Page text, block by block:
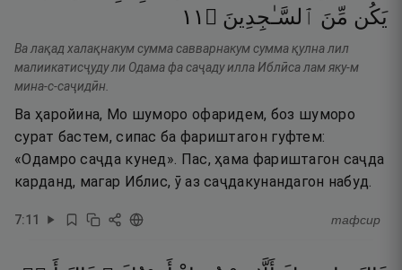
يَكُن مِّنَ ٱلسَّـٰجِدِينَ ۝ ١١
Ва лақад халақнакум сумма савварнакум сумма қулна лил
малиикатисҷуду ли Одама фа саҷаду илла Иблӣса лам яку-м
мина-с-саҷидӣн.
Ва ҳаройина, Мо шуморо офаридем, боз шуморо
сурат бастем, сипас ба фариштагон гуфтем:
«Одамро саҷда кунед». Пас, ҳама фариштагон саҷда
карданд, магар Иблис, ӯ аз саҷдакунандагон набуд.
7:11 тафсир